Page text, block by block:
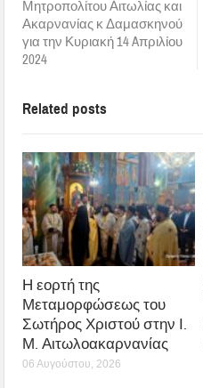
Μητροπολίτου Αιτωλίας και
Ακαρνανίας κ Δαμασκηνού
για την Κυριακή 14 Aπριλίου
2024
Related posts
Η εορτή της
Μεταμορφώσεως του
Σωτήρος Χριστού στην Ι.
Μ. Αιτωλοακαρνανίας
06 Αυγούστου, 2026